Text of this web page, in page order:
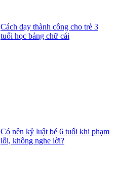
Cách dạy thành công cho trẻ 3
tuổi học bảng chữ cái
Có nên kỷ luật bé 6 tuổi khi phạm
lỗi, không nghe lời?